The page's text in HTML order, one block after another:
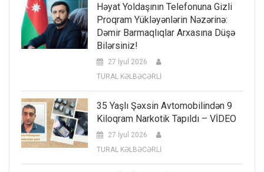
Həyat Yoldaşının Telefonuna Gizli
Proqram Yükləyənlərin Nəzərinə:
Dəmir Barmaqlıqlar Arxasına Düşə
Bilərsiniz!
27 İyul 2026
TURAL KƏLBƏCƏRLİ
35 Yaşlı Şəxsin Avtomobilindən 9
Kiloqram Narkotik Tapıldı – VİDEO
27 İyul 2026
TURAL KƏLBƏCƏRLİ